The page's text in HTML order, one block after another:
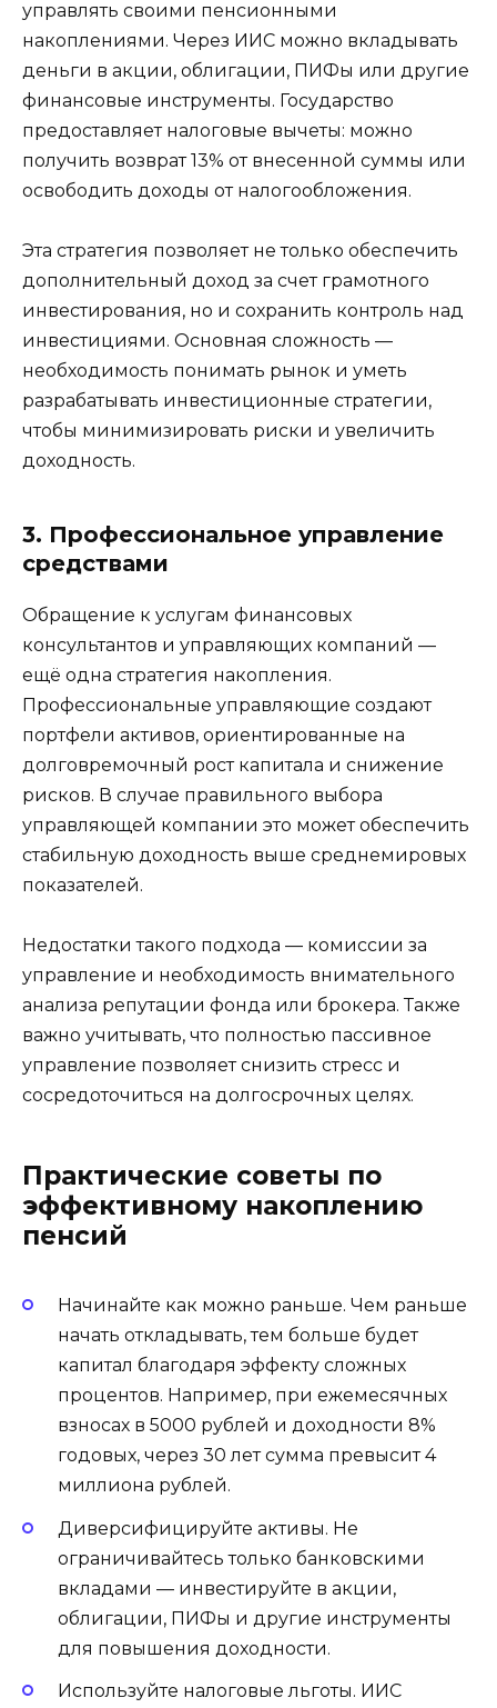
управлять своими пенсионными
накоплениями. Через ИИС можно вкладывать
деньги в акции, облигации, ПИФы или другие
финансовые инструменты. Государство
предоставляет налоговые вычеты: можно
получить возврат 13% от внесенной суммы или
освободить доходы от налогообложения.
Эта стратегия позволяет не только обеспечить
дополнительный доход за счет грамотного
инвестирования, но и сохранить контроль над
инвестициями. Основная сложность —
необходимость понимать рынок и уметь
разрабатывать инвестиционные стратегии,
чтобы минимизировать риски и увеличить
доходность.
3. Профессиональное управление
средствами
Обращение к услугам финансовых
консультантов и управляющих компаний —
ещё одна стратегия накопления.
Профессиональные управляющие создают
портфели активов, ориентированные на
долговремочный рост капитала и снижение
рисков. В случае правильного выбора
управляющей компании это может обеспечить
стабильную доходность выше среднемировых
показателей.
Недостатки такого подхода — комиссии за
управление и необходимость внимательного
анализа репутации фонда или брокера. Также
важно учитывать, что полностью пассивное
управление позволяет снизить стресс и
сосредоточиться на долгосрочных целях.
Практические советы по
эффективному накоплению
пенсий
Начинайте как можно раньше. Чем раньше
начать откладывать, тем больше будет
капитал благодаря эффекту сложных
процентов. Например, при ежемесячных
взносах в 5000 рублей и доходности 8%
годовых, через 30 лет сумма превысит 4
миллиона рублей.
Диверсифицируйте активы. Не
ограничивайтесь только банковскими
вкладами — инвестируйте в акции,
облигации, ПИФы и другие инструменты
для повышения доходности.
Используйте налоговые льготы. ИИС